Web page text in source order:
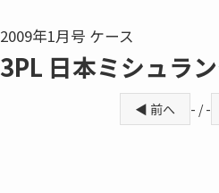
2009年1月号 ケース
3PL 日本ミシュラ
◀ 前へ - / -